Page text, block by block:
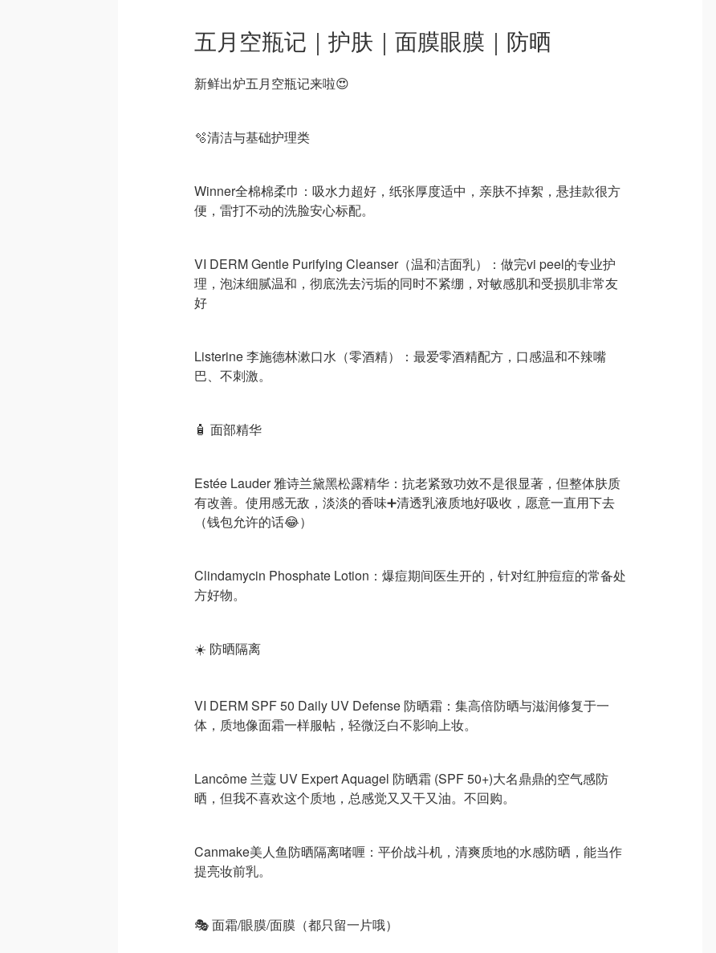
五月空瓶记｜护肤｜面膜眼膜｜防晒
新鲜出炉五月空瓶记来啦😍
🫧清洁与基础护理类
Winner全棉棉柔巾：吸水力超好，纸张厚度适中，亲肤不掉絮，悬挂款很方
便，雷打不动的洗脸安心标配。
VI DERM Gentle Purifying Cleanser（温和洁面乳）：做完vi peel的专业护
理，泡沫细腻温和，彻底洗去污垢的同时不紧绷，对敏感肌和受损肌非常友
好
Listerine 李施德林漱口水（零酒精）：最爱零酒精配方，口感温和不辣嘴
巴、不刺激。
🧴 面部精华
Estée Lauder 雅诗兰黛黑松露精华：抗老紧致功效不是很显著，但整体肤质
有改善。使用感无敌，淡淡的香味➕清透乳液质地好吸收，愿意一直用下去
（钱包允许的话😂）
Clindamycin Phosphate Lotion：爆痘期间医生开的，针对红肿痘痘的常备处
方好物。
☀️ 防晒隔离
VI DERM SPF 50 Daily UV Defense 防晒霜：集高倍防晒与滋润修复于一
体，质地像面霜一样服帖，轻微泛白不影响上妆。
Lancôme 兰蔻 UV Expert Aquagel 防晒霜 (SPF 50+)大名鼎鼎的空气感防
晒，但我不喜欢这个质地，总感觉又又干又油。不回购。
Canmake美人鱼防晒隔离啫喱：平价战斗机，清爽质地的水感防晒，能当作
提亮妆前乳。
🎭 面霜/眼膜/面膜（都只留一片哦）